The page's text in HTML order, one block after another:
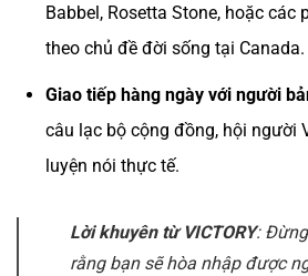
Babbel, Rosetta Stone, hoặc các
theo chủ đề đời sống tại Canada.
Giao tiếp hàng ngày với người
câu lạc bộ cộng đồng, hội người
luyện nói thực tế.
Lời khuyên từ VICTORY:
rằng bạn sẽ hòa nhập được